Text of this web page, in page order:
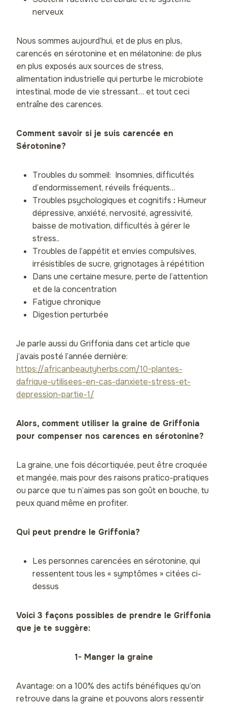
nerveux
Nous sommes aujourd’hui, et de plus en plus,
carencés en sérotonine et en mélatonine: de plus
en plus exposés aux sources de stress,
alimentation industrielle qui perturbe le microbiote
intestinal, mode de vie stressant… et tout ceci
entraîne des carences.
Comment savoir si je suis carencée en
Sérotonine?
Troubles du sommeil: Insomnies, difficultés
d’endormissement, réveils fréquents…
Troubles psychologiques et cognitifs : Humeur
dépressive, anxiété, nervosité, agressivité,
baisse de motivation, difficultés à gérer le
stress..
Troubles de l’appétit et envies compulsives,
irrésistibles de sucre, grignotages à répétition
Dans une certaine mesure, perte de l’attention
et de la concentration
Fatigue chronique
Digestion perturbée
Je parle aussi du Griffonia dans cet article que
j’avais posté l’année dernière:
https://africanbeautyherbs.com/10-plantes-
dafrique-utilisees-en-cas-danxiete-stress-et-
depression-partie-1/
Alors, comment utiliser la graine de Griffonia
pour compenser nos carences en sérotonine?
La graine, une fois décortiquée, peut être croquée
et mangée, mais pour des raisons pratico-pratiques
ou parce que tu n’aimes pas son goût en bouche, tu
peux quand même en profiter.
Qui peut prendre le Griffonia?
Les personnes carencées en sérotonine, qui
ressentent tous les « symptômes » citées ci-
dessus
Voici 3 façons possibles de prendre le Griffonia
que je te suggère:
1- Manger la graine
Avantage: on a 100% des actifs bénéfiques qu’on
retrouve dans la graine et pouvons alors ressentir